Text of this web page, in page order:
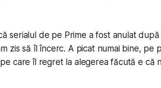
serialul de pe Prime a fost anulat
zis să îl încerc. A picat numai bine, pe
care îl regret la alegerea făcută e că